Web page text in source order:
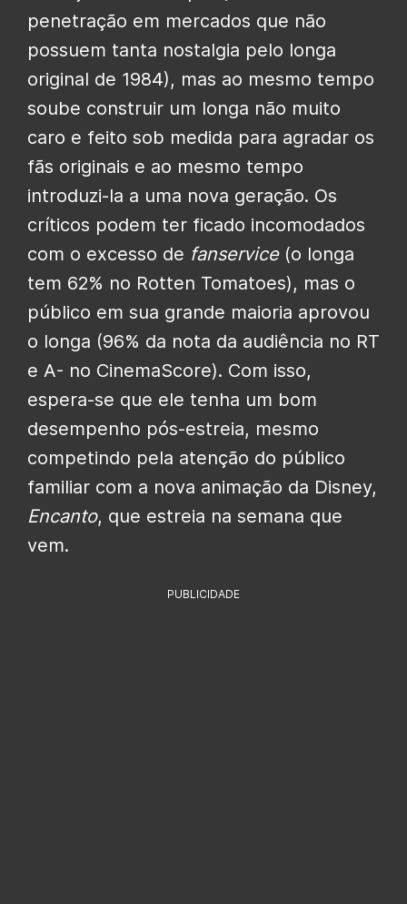
penetração em mercados que não
possuem tanta nostalgia pelo longa
original de 1984), mas ao mesmo tempo
soube construir um longa não muito
caro e feito sob medida para agradar os
fãs originais e ao mesmo tempo
introduzi-la a uma nova geração. Os
críticos podem ter ficado incomodados
com o excesso de fanservice(o longa
tem 62% no Rotten Tomatoes), mas o
público em sua grande maioria aprovou
o longa (96% da nota da audiência no RT
e A- no CinemaScore). Com isso,
espera-se que ele tenha um bom
desempenho pós-estreia, mesmo
competindo pela atenção do público
familiar com a nova animação da Disney,
Encanto, que estreia na semana que
vem.
PUBLICIDADE